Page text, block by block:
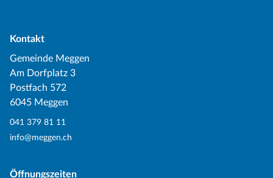
Kontakt
Gemeinde Meggen
Am Dorfplatz 3
Postfach 572
6045 Meggen
041 379 81 11
info@meggen.ch
Öffnungszeiten